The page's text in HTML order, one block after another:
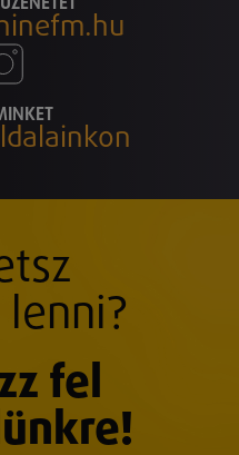
lenni?
fel